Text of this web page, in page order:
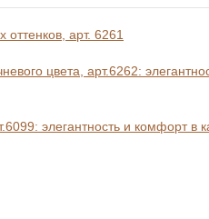
оттенков, арт. 6261
цвета, арт.6262:
элегантность и комфорт в